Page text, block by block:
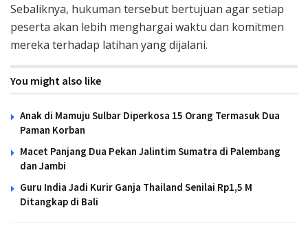
Sebaliknya, hukuman tersebut bertujuan agar setiap
peserta akan lebih menghargai waktu dan komitmen
mereka terhadap latihan yang dijalani.
You might also like
Anak di Mamuju Sulbar Diperkosa 15 Orang Termasuk Dua
Paman Korban
Macet Panjang Dua Pekan Jalintim Sumatra di Palembang
dan Jambi
Guru India Jadi Kurir Ganja Thailand Senilai Rp1,5 M
Ditangkap di Bali